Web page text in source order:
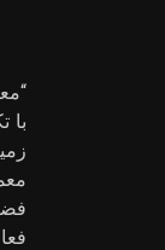
با